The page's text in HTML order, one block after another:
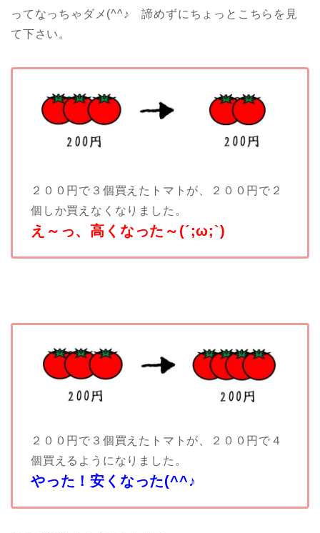
ってなっちゃダメ(^^♪ 諦めずにちょっとこちらを見
て下さい。
２００円で３個買えたトマトが、２００円で２
個しか買えなくなりました。
え～っ、高くなった～(´;ω;`)
２００円で３個買えたトマトが、２００円で４
個買えるようになりました。
やった！安くなった(^^♪